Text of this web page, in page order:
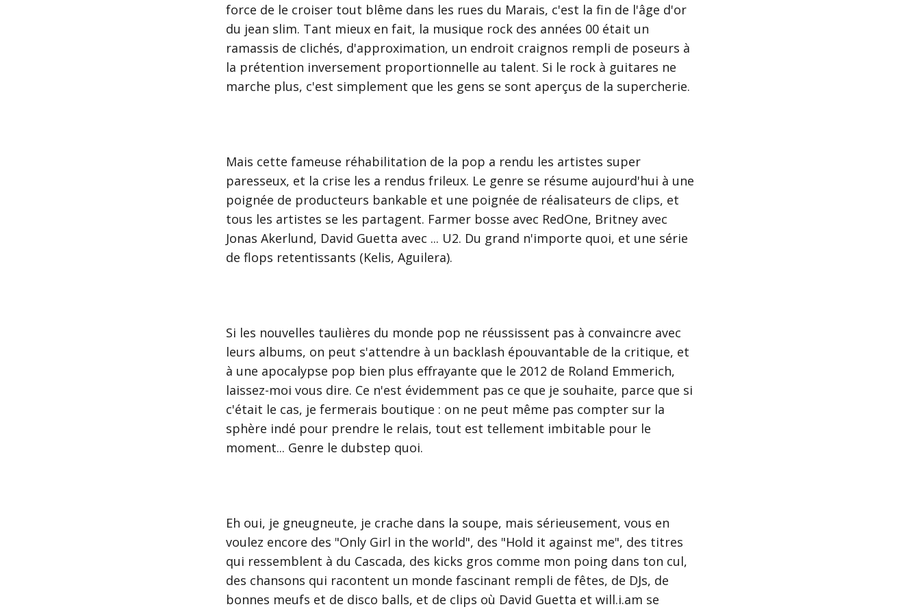
force de le croiser tout blême dans les rues du Marais, c'est la fin de l'âge d'or
du jean slim. Tant mieux en fait, la musique rock des années 00 était un
ramassis de clichés, d'approximation, un endroit craignos rempli de poseurs à
la prétention inversement proportionnelle au talent. Si le rock à guitares ne
marche plus, c'est simplement que les gens se sont aperçus de la supercherie.
Mais cette fameuse réhabilitation de la pop a rendu les artistes super
paresseux, et la crise les a rendus frileux. Le genre se résume aujourd'hui à une
poignée de producteurs bankable et une poignée de réalisateurs de clips, et
tous les artistes se les partagent. Farmer bosse avec RedOne, Britney avec
Jonas Akerlund, David Guetta avec ... U2. Du grand n'importe quoi, et une série
de flops retentissants (Kelis, Aguilera).
Si les nouvelles taulières du monde pop ne réussissent pas à convaincre avec
leurs albums, on peut s'attendre à un backlash épouvantable de la critique, et
à une apocalypse pop bien plus effrayante que le 2012 de Roland Emmerich,
laissez-moi vous dire. Ce n'est évidemment pas ce que je souhaite, parce que si
c'était le cas, je fermerais boutique : on ne peut même pas compter sur la
sphère indé pour prendre le relais, tout est tellement imbitable pour le
moment... Genre le dubstep quoi.
Eh oui, je gneugneute, je crache dans la soupe, mais sérieusement, vous en
voulez encore des "Only Girl in the world", des "Hold it against me", des titres
qui ressemblent à du Cascada, des kicks gros comme mon poing dans ton cul,
des chansons qui racontent un monde fascinant rempli de fêtes, de DJs, de
bonnes meufs et de disco balls, et de clips où David Guetta et will.i.am se